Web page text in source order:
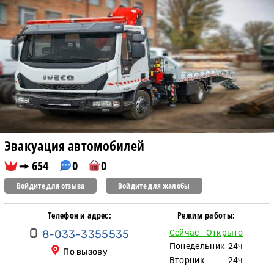
Эвакуация автомобилей
654 0 0
Войдите для отзыва Войдите для жалобы
Телефон и адрес:
8-033-3355535
По вызову
Режим работы:
Сейчас - Открыто
Понедельник 24ч
Вторник
24ч